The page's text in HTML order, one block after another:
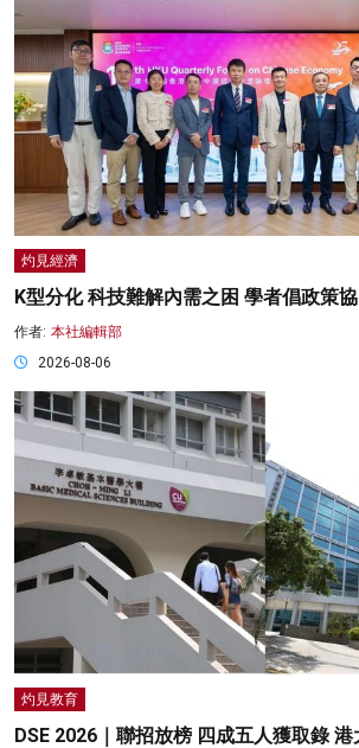
灼見經濟
K型分化 科技難解內需之困 學者倡政策
作者: 本社編輯部
2026-08-06
灼見教育
DSE 2026｜聯招放榜 四成五人獲取錄